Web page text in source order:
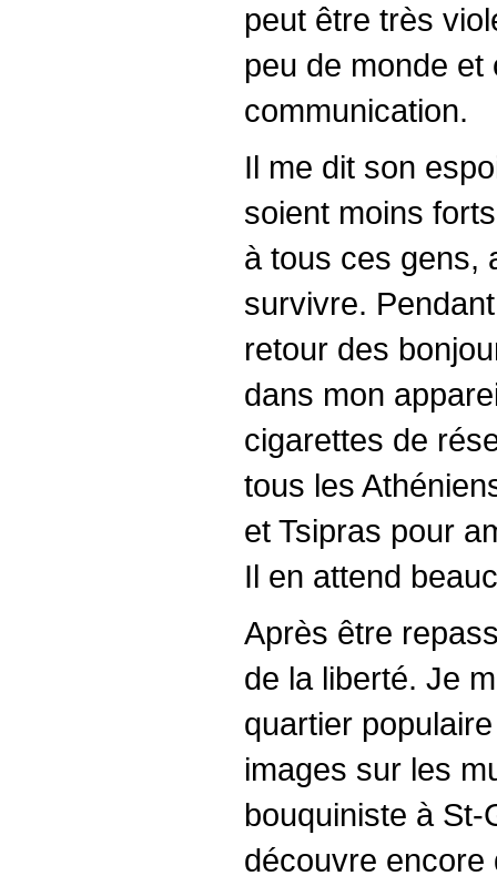
peut être très
peu de monde
communication.
Il me dit son
soient moins
à tous ces gens,
survivre.
retour des
dans mon
cigarettes de
tous les
et Tsipras pour
Il en attend
Après être
de la liberté. Je
quartier
images sur les
bouquiniste à
découvre encore